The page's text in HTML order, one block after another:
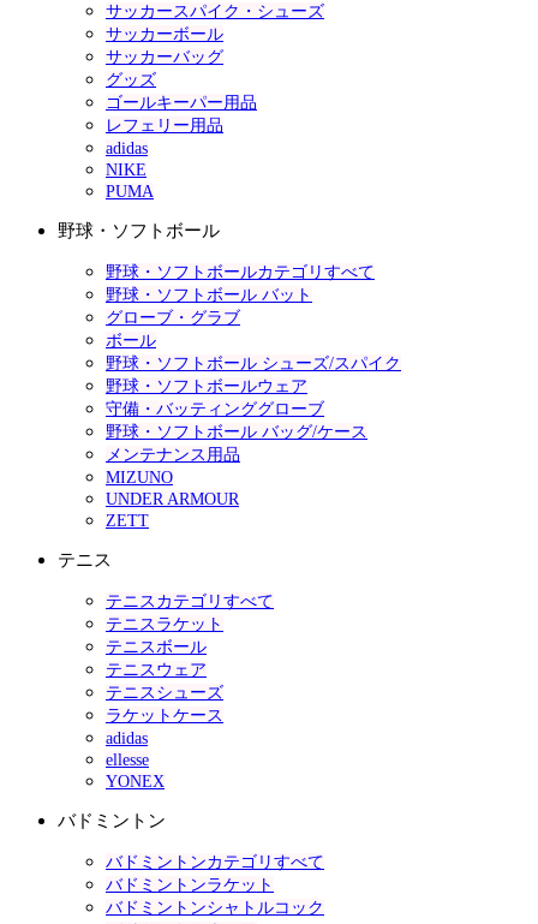
サッカースパイク・シューズ
サッカーボール
サッカーバッグ
グッズ
ゴールキーパー用品
レフェリー用品
adidas
NIKE
PUMA
野球・ソフトボール
野球・ソフトボールカテゴリすべて
野球・ソフトボール バット
グローブ・グラブ
ボール
野球・ソフトボール シューズ/スパイク
野球・ソフトボールウェア
守備・バッティンググローブ
野球・ソフトボール バッグ/ケース
メンテナンス用品
MIZUNO
UNDER ARMOUR
ZETT
テニス
テニスカテゴリすべて
テニスラケット
テニスボール
テニスウェア
テニスシューズ
ラケットケース
adidas
ellesse
YONEX
バドミントン
バドミントンカテゴリすべて
バドミントンラケット
バドミントンシャトルコック